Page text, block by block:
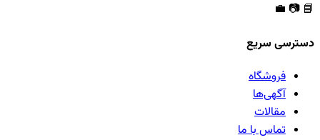
📘
📷
💼
دسترسی سریع
فروشگاه
آگهی‌ها
مقالات
تماس با ما